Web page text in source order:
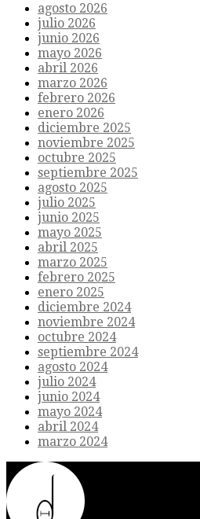
agosto 2026
julio 2026
junio 2026
mayo 2026
abril 2026
marzo 2026
febrero 2026
enero 2026
diciembre 2025
noviembre 2025
octubre 2025
septiembre 2025
agosto 2025
julio 2025
junio 2025
mayo 2025
abril 2025
marzo 2025
febrero 2025
enero 2025
diciembre 2024
noviembre 2024
octubre 2024
septiembre 2024
agosto 2024
julio 2024
junio 2024
mayo 2024
abril 2024
marzo 2024